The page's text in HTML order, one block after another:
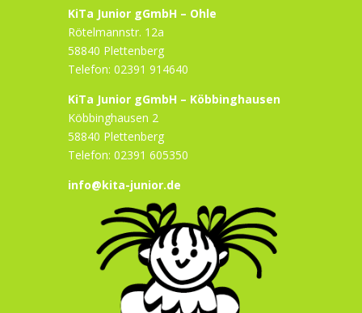
KiTa Junior gGmbH – Ohle
Rötelmannstr. 12a
58840 Plettenberg
Telefon: 02391 914640
KiTa Junior gGmbH – Köbbinghausen
Köbbinghausen 2
58840 Plettenberg
Telefon: 02391 605350
info@kita-junior.de